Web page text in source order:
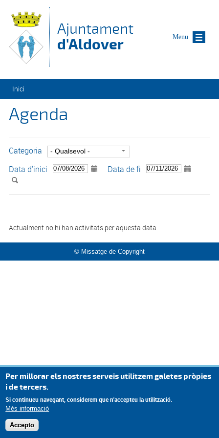
Ajuntament
d'Aldover
Esteu aquí
Inici
Agenda
Categoria
Data d'inici
Data de fi
Actualment no hi han activitats per aquesta data
© Missatge de Copyright
Menu
Per millorar els nostres serveis utilitzem galetes pròpies
i de tercers.
Si continueu navegant, considerem que n'accepteu la utilització.
Més informació
Accepto